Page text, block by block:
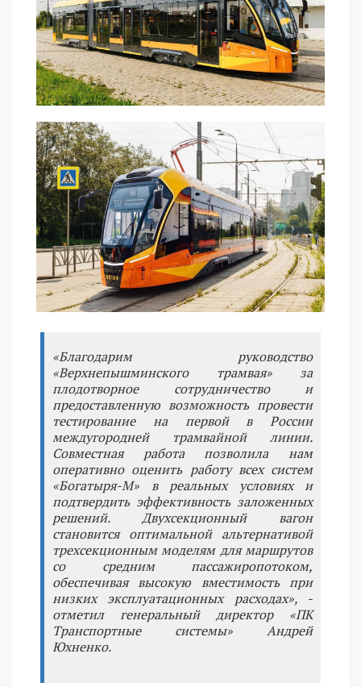
«Благодарим руководство
«Верхнепышминского трамвая» за
плодотворное сотрудничество и
предоставленную возможность провести
тестирование на первой в России
междугородней трамвайной линии.
Совместная работа позволила нам
оперативно оценить работу всех систем
«Богатыря-М» в реальных условиях и
подтвердить эффективность заложенных
решений. Двухсекционный вагон
становится оптимальной альтернативой
трехсекционным моделям для маршрутов
со средним пассажиропотоком,
обеспечивая высокую вместимость при
низких эксплуатационных расходах», -
отметил генеральный директор «ПК
Транспортные системы» Андрей
Юхненко.